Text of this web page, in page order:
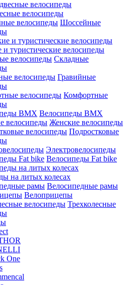
велосипеды
Шоссейные
и туристические велосипеды
Складные
Гравийные
Комфортные
Велосипеды BMX
Женские велосипеды
Подростковые
Электровелосипеды
Велосипеды Fat bike
на литых колесах
Велосипедные рамы
Велоприцепы
Трехколесные
One